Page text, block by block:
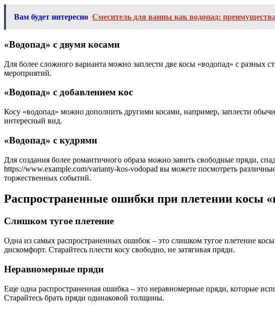
Вам будет интересно Смеситель для ванны как водопад:
«Водопад» с двумя косами
Для более сложного варианта можно заплести две косы «водопад» с разных
мероприятий.
«Водопад» с добавлением кос
Косу «водопад» можно дополнить другими косами, например, заплести
интересный вид.
«Водопад» с кудрями
Для создания более романтичного образа можно завить свободные пряди,
https://www.example.com/varianty-kos-vodopad вы можете посмотреть
торжественных событий.
Распространенные ошибки при плетении косы
Слишком тугое плетение
Одна из самых распространенных ошибок – это слишком тугое плетение
дискомфорт. Старайтесь плести косу свободно, не затягивая пряди.
Неравномерные пряди
Еще одна распространенная ошибка – это неравномерные пряди, которые
Старайтесь брать пряди одинаковой толщины.